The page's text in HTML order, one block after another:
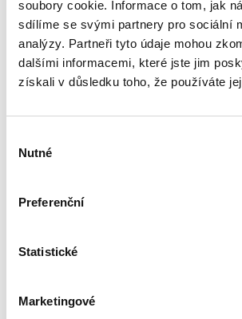
soubory cookie. Informace o tom, jak
sdílíme se svými partnery pro sociální
analýzy. Partneři tyto údaje mohou
dalšími informacemi, které jste jim
získali v důsledku toho, že používáte
souhlasu
Nutné
Preferenční
Statistické
Marketingové
ryzí teorii, v knize čtenář nalezne
řešení...
Mediace.
Předkládaná kniha není typickou